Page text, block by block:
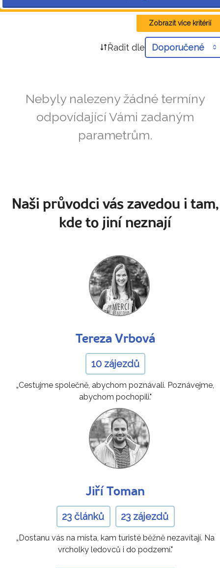
Zobrazit více kritérií
Řadit dle Doporučené
Nebyly nalezeny žádné termíny
odpovídající Vámi zadaným
parametrům.
Naši průvodci vás zavedou i tam,
kde to jiní neznají
Tereza Vrbová
10 zájezdů
„Cestujme společně, abychom poznávali. Poznávejme,
abychom pochopili."
Jiří Toman
23 článků 23 zájezdů
„Dostanu vás na místa, kam turisté běžně nezavítají. Na
vrcholky ledovců i do podzemí."